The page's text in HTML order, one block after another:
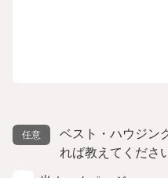
ベスト・ハウジン
れば教えてくださ